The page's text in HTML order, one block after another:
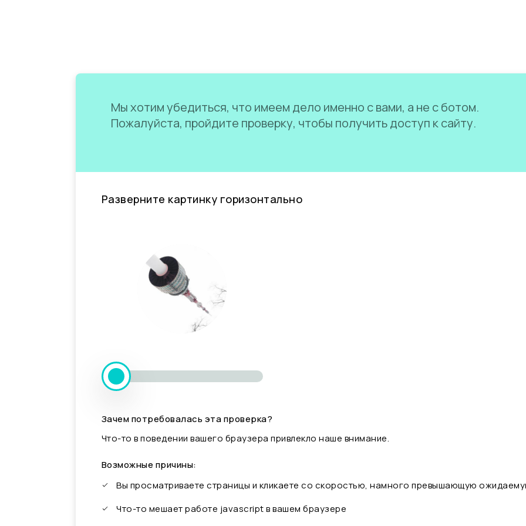
Мы хотим убедиться, что имеем дело именно с вами, а не с ботом.
Пожалуйста, пройдите проверку, чтобы получить доступ к сайту.
Разверните картинку горизонтально
Зачем потребовалась эта проверка?
Что-то в поведении вашего браузера привлекло наше внимание.
Возможные причины:
Вы просматриваете страницы и кликаете со скоростью, намного превышающую
Что-то мешает работе javascript в вашем браузере